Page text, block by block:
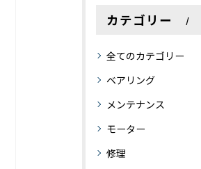
カテゴリー
全てのカテゴリー
ベアリング
メンテナンス
モーター
修理